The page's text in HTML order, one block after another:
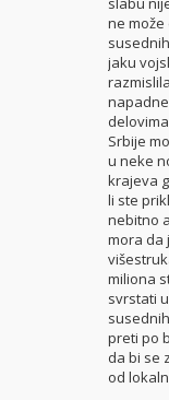
ne
jaku
napadne
Srbije
u neke
krajeva
li ste
nebitno
mora da
miliona
svrstati
preti po
da bi se
od